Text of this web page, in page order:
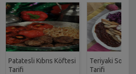
Patatesli Kıbrıs Köftesi
Tarifi
Teriyaki Soslu
Tarifi